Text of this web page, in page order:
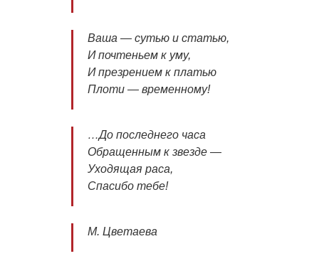
Ваша — сутью и статью,
И почтеньем к уму,
И презрением к платью
Плоти — временному!
…До последнего часа
Обращенным к звезде —
Уходящая раса,
Спасибо тебе!
М. Цветаева